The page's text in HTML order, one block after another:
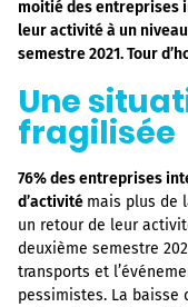
moitié des entreprises
leur activité à un
semestre 2021. Tour
Une
fragilisée
76% des entreprises
d’activité mais plus de
un retour de leur
deuxième semestre
transports et
pessimistes. La baisse